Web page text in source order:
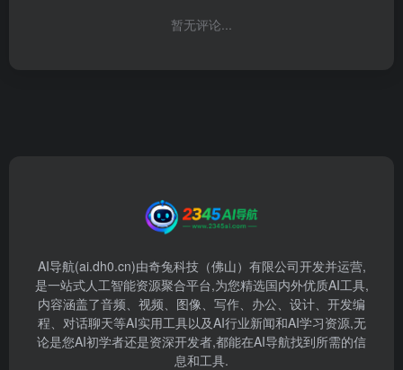
暂无评论...
AI导航(ai.dh0.cn)由奇兔科技（佛山）有限公司开发并运营,
是一站式人工智能资源聚合平台,为您精选国内外优质AI工具,
内容涵盖了音频、视频、图像、写作、办公、设计、开发编
程、对话聊天等AI实用工具以及AI行业新闻和AI学习资源,无
论是您AI初学者还是资深开发者,都能在AI导航找到所需的信
息和工具.